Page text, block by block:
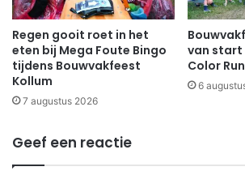
Regen gooit roet in het
eten bij Mega Foute Bingo
tijdens Bouwvakfeest
Kollum
7 augustus 2026
van start
Color
6
Geef een reactie